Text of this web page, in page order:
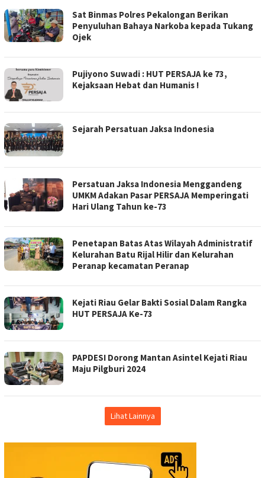
Sat Binmas Polres Pekalongan Berikan
Penyuluhan Bahaya Narkoba kepada Tukang
Ojek
Pujiyono Suwadi : HUT PERSAJA ke 73,
Kejaksaan Hebat dan Humanis !
Sejarah Persatuan Jaksa Indonesia
Persatuan Jaksa Indonesia Menggandeng
UMKM Adakan Pasar PERSAJA Memperingati
Hari Ulang Tahun ke-73
Penetapan Batas Atas Wilayah Administratif
Kelurahan Batu Rijal Hilir dan Kelurahan
Peranap kecamatan Peranap
Kejati Riau Gelar Bakti Sosial Dalam Rangka
HUT PERSAJA Ke-73
PAPDESI Dorong Mantan Asintel Kejati Riau
Maju Pilgburi 2024
Lihat Lainnya